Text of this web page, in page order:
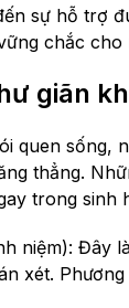
sự hỗ trợ
chắc
giãn
quen sống,
thẳng.
trong sinh
niệm): Đây
xét.